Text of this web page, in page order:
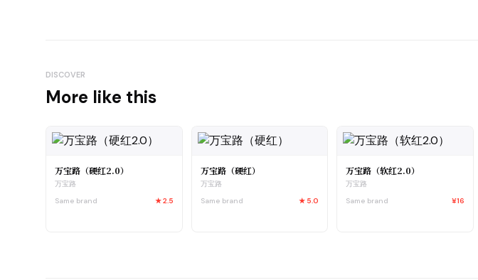
DISCOVER
More like this
万宝路（硬红2.0）
万宝路
Same brand
★2.5
万宝路（硬红）
万宝路
Same brand
★ 5.0
万宝路（软红2.0）
万宝路
Same brand
¥16